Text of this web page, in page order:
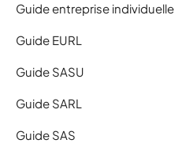
Guide entreprise individuelle
Guide EURL
Guide SASU
Guide SARL
Guide SAS